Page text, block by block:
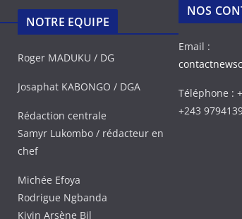
NOTRE EQUIPE
Roger MADUKU / DG
Josaphat KABONGO / DGA
Rédaction centrale
Samyr Lukombo / rédacteur en
chef
Michée Efoya
Rodrigue Ngbanda
Kivin Arsène Bil
NOS
Email :
Téléphone :
+243